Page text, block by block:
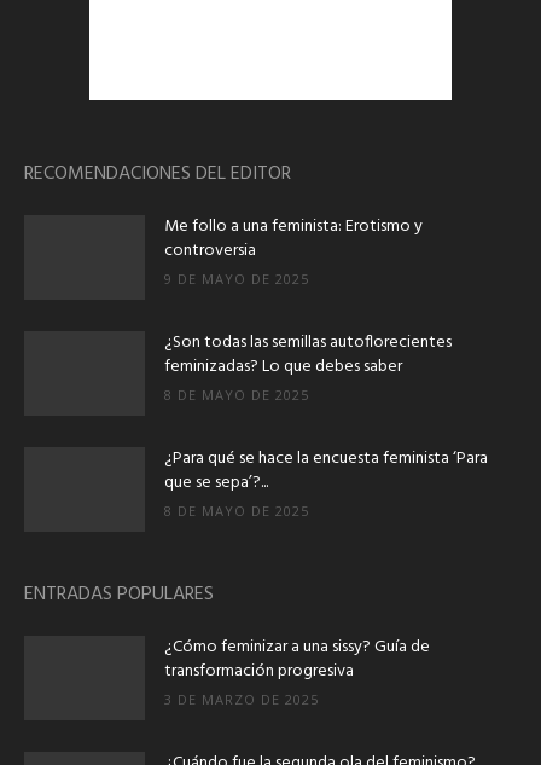
RECOMENDACIONES DEL EDITOR
Me follo a una feminista: Erotismo y
controversia
9 DE MAYO DE 2025
¿Son todas las semillas autoflorecientes
feminizadas? Lo que debes saber
8 DE MAYO DE 2025
¿Para qué se hace la encuesta feminista ‘Para
que se sepa’?...
8 DE MAYO DE 2025
ENTRADAS POPULARES
¿Cómo feminizar a una sissy? Guía de
transformación progresiva
3 DE MARZO DE 2025